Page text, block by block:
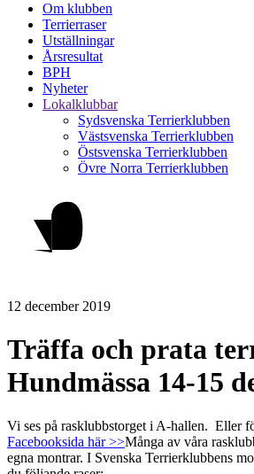
Om klubben
Terrierraser
Utställningar
Årsresultat
BPH
Nyheter
Lokalklubbar
Sydsvenska Terrierklubben
Västsvenska Terrierklubben
Östsvenska Terrierklubben
Övre Norra Terrierklubben
12 december 2019
Träffa och prata
Hundmässa 14-15
Vi ses på rasklubbstorget i A-hallen. Eller
Facebooksida här >>Många av våra
egna montrar. I Svenska Terrierklubbens